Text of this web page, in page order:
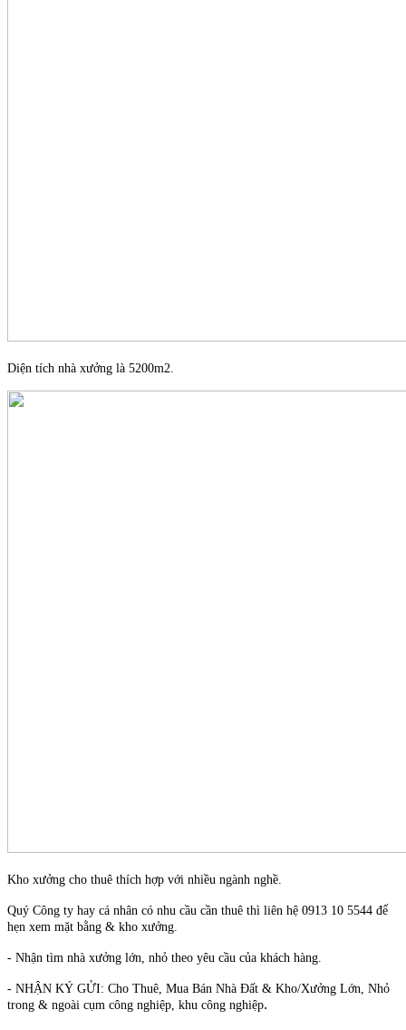
Diện tích nhà xưởng là 5200m2.
Kho xưởng cho thuê thích hợp với nhiều ngành nghề.
Quý Công ty hay cá nhân có nhu cầu cần thuê thì liên hệ 0913 10 5544 để
hẹn xem mặt bằng & kho xưởng.
- Nhận tìm nhà xưởng lớn, nhỏ theo yêu cầu của khách hàng.
- NHẬN KÝ GỬI: Cho Thuê, Mua Bán Nhà Đất & Kho/Xưởng Lớn, Nhỏ
trong & ngoài cụm công nghiệp, khu công nghiệp.